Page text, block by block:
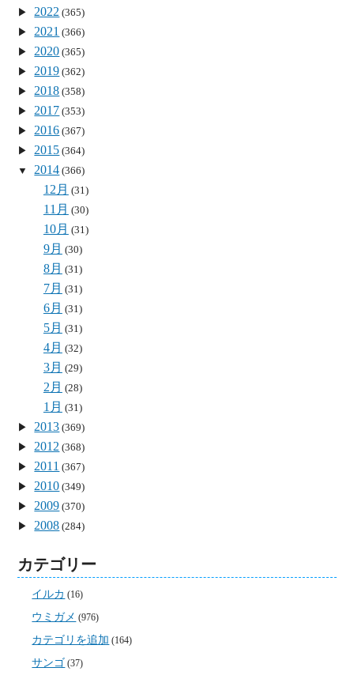
2022 (365)
2021 (366)
2020 (365)
2019 (362)
2018 (358)
2017 (353)
2016 (367)
2015 (364)
2014 (366)
12月 (31)
11月 (30)
10月 (31)
9月 (30)
8月 (31)
7月 (31)
6月 (31)
5月 (31)
4月 (32)
3月 (29)
2月 (28)
1月 (31)
2013 (369)
2012 (368)
2011 (367)
2010 (349)
2009 (370)
2008 (284)
カテゴリー
イルカ (16)
ウミガメ (976)
カテゴリを追加 (164)
サンゴ (37)